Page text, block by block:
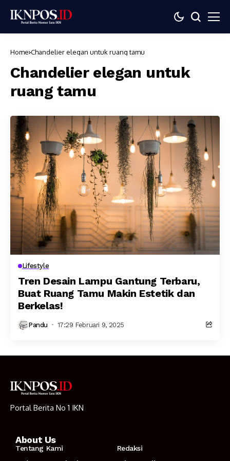
Home Chandelier elegan untuk ruang tamu
Chandelier elegan untuk
ruang tamu
Lifestyle
Tren Desain Lampu Gantung Terbaru,
Buat Ruang Tamu Makin Estetik dan
Berkelas!
Pandu 17:29 Februari 9, 2025
Portal Berita No 1 IKN
About Us
Tentang Kami
Redaksi